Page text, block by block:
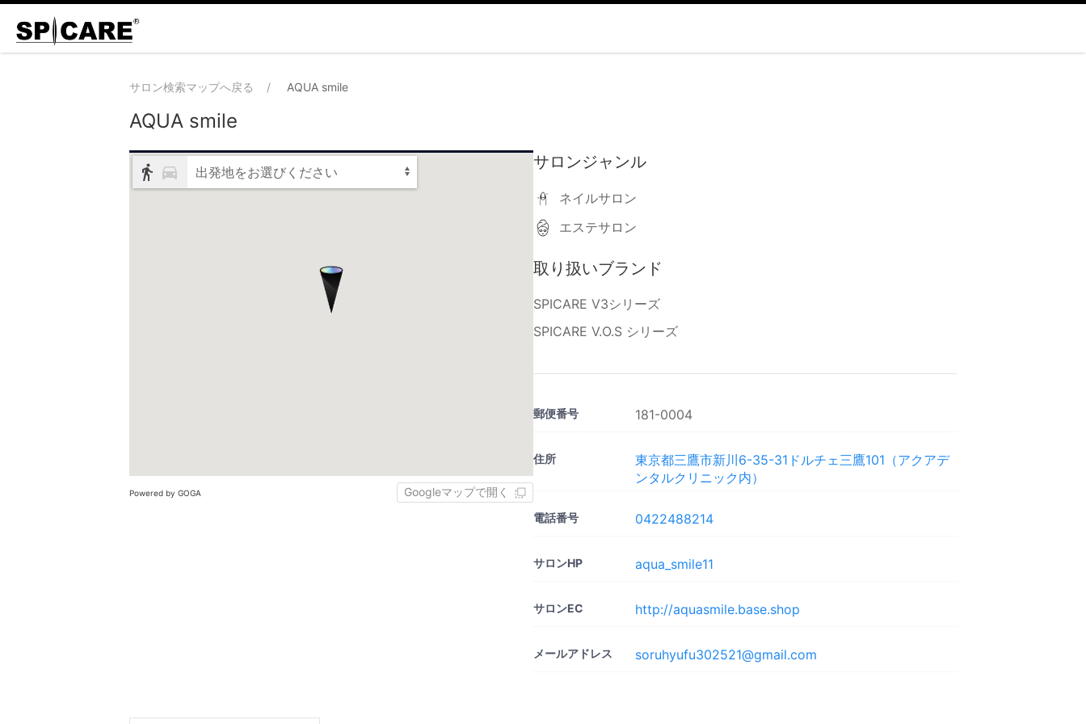
サロン検索マップへ戻る AQUA smile
AQUA smile
出発地をお選びください
Powered by GOGA Googleマップで開く
サロンジャンル
ネイルサロン
エステサロン
取り扱いブランド
SPICARE V3シリーズ
SPICARE V.O.S シリーズ
郵便番号 181-0004
住所
東京都三鷹市新川6-35-31ドルチェ三鷹101（アクアデ
ンタルクリニック内）
電話番号 0422488214
サロンHP aqua_smile11
サロンEC http://aquasmile.base.shop
メールアドレス soruhyufu302521@gmail.com